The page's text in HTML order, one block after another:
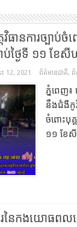
វិធានការច្បាប់
ប់ថ្ងៃទី ១១ ខែ
12, 2021 ព័ត៌មានជាតិ, ព័
ភ្នំពេញ៖
នឹងជំងឺកូ
ចំពោះបុគ្
១១ ខែសី
ារនៃកងយោធព